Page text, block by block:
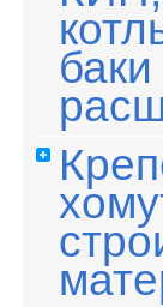
баки